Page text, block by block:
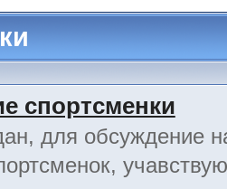
спортсменки
для обсуждение